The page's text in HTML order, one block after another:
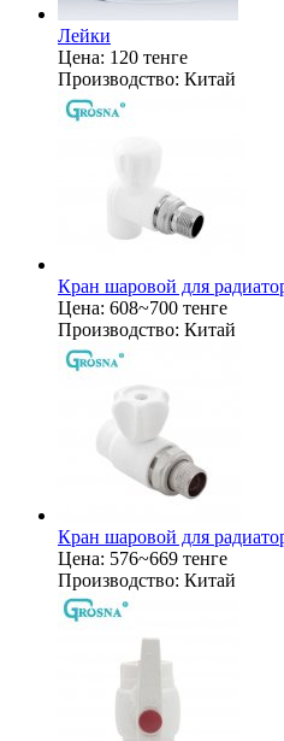
Лейки
Цена: 120 тенге
Производство: Китай
Кран шаровой для
Цена: 608~700 тенге
Производство: Китай
Кран шаровой для
Цена: 576~669 тенге
Производство: Китай